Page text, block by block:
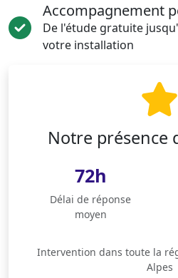
Accompagnement
De l'étude gratuite
votre installation
Notre présence
72h
Délai de réponse
moyen
Intervention dans toute la
Alpes